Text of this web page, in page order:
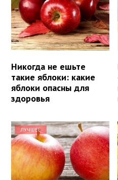
Никогда не ешьте
такие яблоки: какие
яблоки опасны для
здоровья
ЛУЧШЕЕ